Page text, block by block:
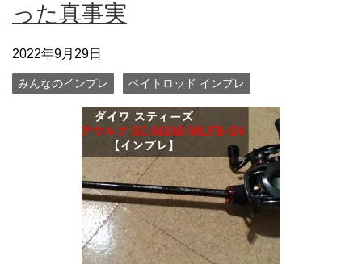
った真事実
2022年9月29日
みんなのインプレ ベイトロッド インプレ